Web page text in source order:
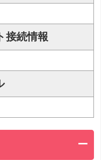
接続情報